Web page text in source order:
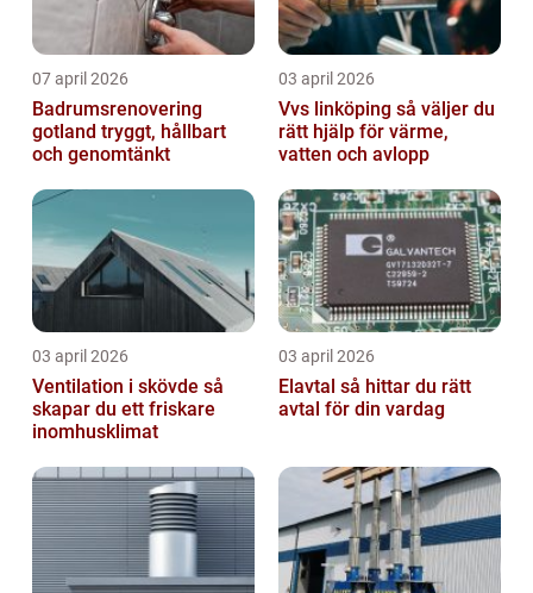
07 april 2026
Badrumsrenovering
gotland tryggt, hållbart
och genomtänkt
03 april 2026
Vvs linköping så väljer du
rätt hjälp för värme,
vatten och avlopp
03 april 2026
Ventilation i skövde så
skapar du ett friskare
inomhusklimat
03 april 2026
Elavtal så hittar du rätt
avtal för din vardag